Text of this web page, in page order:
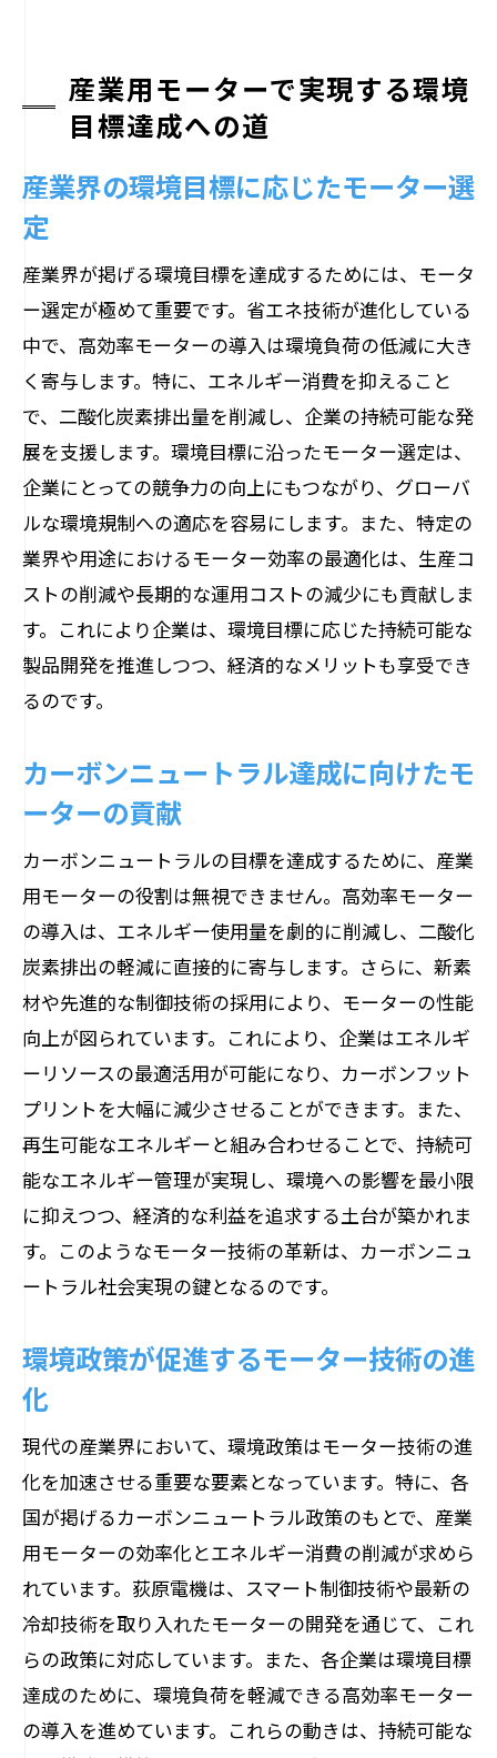
産業用モーターで実現する環境
目標達成への道
産業界の環境目標に応じたモーター選
定
産業界が掲げる環境目標を達成するためには、モータ
ー選定が極めて重要です。省エネ技術が進化している
中で、高効率モーターの導入は環境負荷の低減に大き
く寄与します。特に、エネルギー消費を抑えること
で、二酸化炭素排出量を削減し、企業の持続可能な発
展を支援します。環境目標に沿ったモーター選定は、
企業にとっての競争力の向上にもつながり、グローバ
ルな環境規制への適応を容易にします。また、特定の
業界や用途におけるモーター効率の最適化は、生産コ
ストの削減や長期的な運用コストの減少にも貢献しま
す。これにより企業は、環境目標に応じた持続可能な
製品開発を推進しつつ、経済的なメリットも享受でき
るのです。
カーボンニュートラル達成に向けたモ
ーターの貢献
カーボンニュートラルの目標を達成するために、産業
用モーターの役割は無視できません。高効率モーター
の導入は、エネルギー使用量を劇的に削減し、二酸化
炭素排出の軽減に直接的に寄与します。さらに、新素
材や先進的な制御技術の採用により、モーターの性能
向上が図られています。これにより、企業はエネルギ
ーリソースの最適活用が可能になり、カーボンフット
プリントを大幅に減少させることができます。また、
再生可能なエネルギーと組み合わせることで、持続可
能なエネルギー管理が実現し、環境への影響を最小限
に抑えつつ、経済的な利益を追求する土台が築かれま
す。このようなモーター技術の革新は、カーボンニュ
ートラル社会実現の鍵となるのです。
環境政策が促進するモーター技術の進
化
現代の産業界において、環境政策はモーター技術の進
化を加速させる重要な要素となっています。特に、各
国が掲げるカーボンニュートラル政策のもとで、産業
用モーターの効率化とエネルギー消費の削減が求めら
れています。荻原電機は、スマート制御技術や最新の
冷却技術を取り入れたモーターの開発を通じて、これ
らの政策に対応しています。また、各企業は環境目標
達成のために、環境負荷を軽減できる高効率モーター
の導入を進めています。これらの動きは、持続可能な